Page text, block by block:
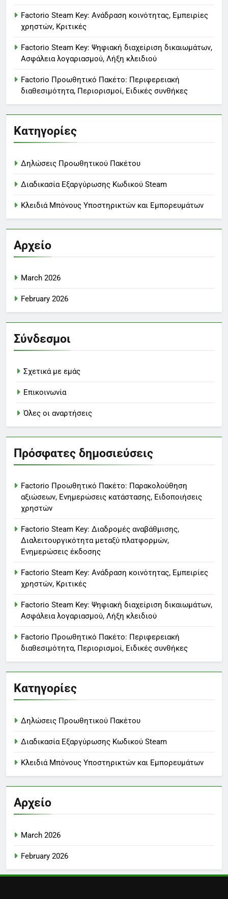
Factorio Steam Key: Ανάδραση κοινότητας, Εμπειρίες
χρηστών, Κριτικές
Factorio Steam Key: Ψηφιακή διαχείριση δικαιωμάτων,
Ασφάλεια λογαριασμού, Λήξη κλειδιού
Factorio Προωθητικό Πακέτο: Περιφερειακή
διαθεσιμότητα, Περιορισμοί, Ειδικές συνθήκες
Κατηγορίες
Δηλώσεις Προωθητικού Πακέτου
Διαδικασία Εξαργύρωσης Κωδικού Steam
Κλειδιά Μπόνους Υποστηρικτών και Εμπορευμάτων
Αρχείο
March 2026
February 2026
Σύνδεσμοι
Σχετικά με εμάς
Επικοινωνία
Όλες οι αναρτήσεις
Πρόσφατες δημοσιεύσεις
Factorio Προωθητικό Πακέτο: Παρακολούθηση
αξιώσεων, Ενημερώσεις κατάστασης, Ειδοποιήσεις
χρηστών
Factorio Steam Key: Διαδρομές αναβάθμισης,
Διαλειτουργικότητα μεταξύ πλατφορμών,
Ενημερώσεις έκδοσης
Factorio Steam Key: Ανάδραση κοινότητας, Εμπειρίες
χρηστών, Κριτικές
Factorio Steam Key: Ψηφιακή διαχείριση δικαιωμάτων,
Ασφάλεια λογαριασμού, Λήξη κλειδιού
Factorio Προωθητικό Πακέτο: Περιφερειακή
διαθεσιμότητα, Περιορισμοί, Ειδικές συνθήκες
Κατηγορίες
Δηλώσεις Προωθητικού Πακέτου
Διαδικασία Εξαργύρωσης Κωδικού Steam
Κλειδιά Μπόνους Υποστηρικτών και Εμπορευμάτων
Αρχείο
March 2026
February 2026